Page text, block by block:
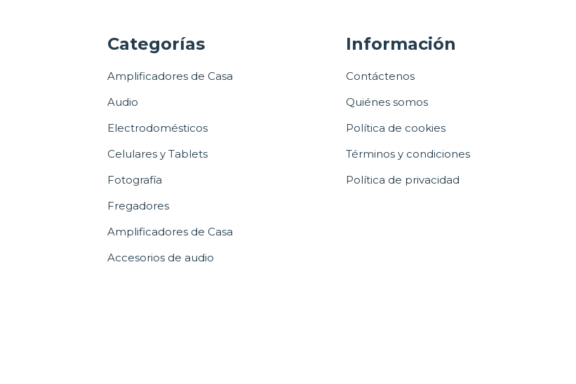
Categorías
Amplificadores de Casa
Audio
Electrodomésticos
Celulares y Tablets
Fotografía
Fregadores
Amplificadores de Casa
Accesorios de audio
Información
Contáctenos
Quiénes somos
Política de cookies
Términos y condiciones
Política de privacidad